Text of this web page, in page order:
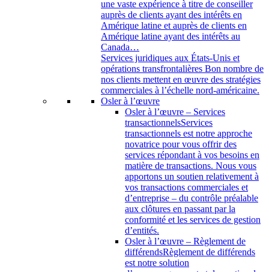
une vaste expérience à titre de conseiller
auprès de clients ayant des intérêts en
Amérique latine et auprès de clients en
Amérique latine ayant des intérêts au
Canada…
Services juridiques aux États-Unis et
opérations transfrontalières Bon nombre de
nos clients mettent en œuvre des stratégies
commerciales à l’échelle nord-américaine.
Osler à l’œuvre
Osler à l’œuvre – Services
transactionnelsServices
transactionnels est notre approche
novatrice pour vous offrir des
services répondant à vos besoins en
matière de transactions. Nous vous
apportons un soutien relativement à
vos transactions commerciales et
d’entreprise – du contrôle préalable
aux clôtures en passant par la
conformité et les services de gestion
d’entités.
Osler à l’œuvre – Règlement de
différendsRèglement de différends
est notre solution